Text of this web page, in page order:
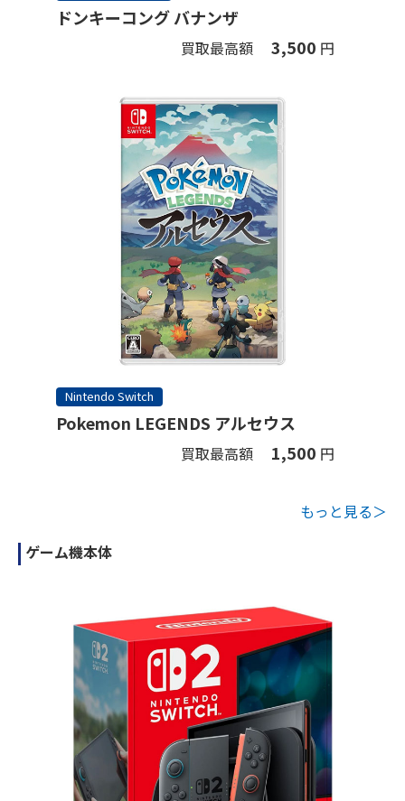
ドンキーコング バナンザ
買取最高額 3,500 円
Nintendo Switch
Pokemon LEGENDS アルセウス
買取最高額 1,500 円
もっと見る＞
ゲーム機本体